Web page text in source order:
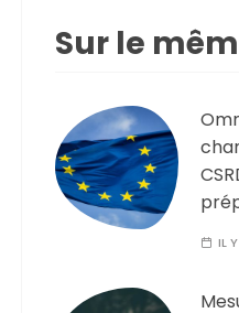
Sur le
IL